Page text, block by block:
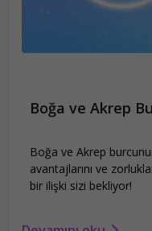
Boğa ve Akrep
Boğa ve Akrep
avantajlarını ve
bir ilişki sizi bekliyor!